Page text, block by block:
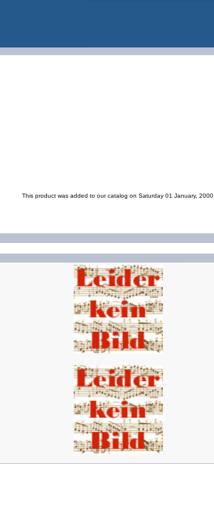
This product was added to our catalog on Saturday 01 January, 2000.